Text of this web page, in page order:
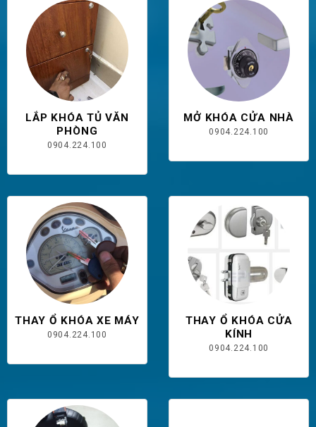
LẮP KHÓA TỦ VĂN
PHÒNG
0904.224.100
MỞ KHÓA CỬA NHÀ
0904.224.100
THAY Ổ KHÓA XE MÁY
0904.224.100
THAY Ổ KHÓA CỬA
KÍNH
0904.224.100